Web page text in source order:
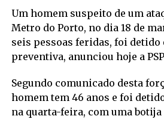
Um homem suspeito de um
Metro do Porto, no dia 18 de
seis pessoas feridas, foi
preventiva, anunciou hoje a
Segundo comunicado desta
homem tem 46 anos e foi
na quarta-feira, com uma botija